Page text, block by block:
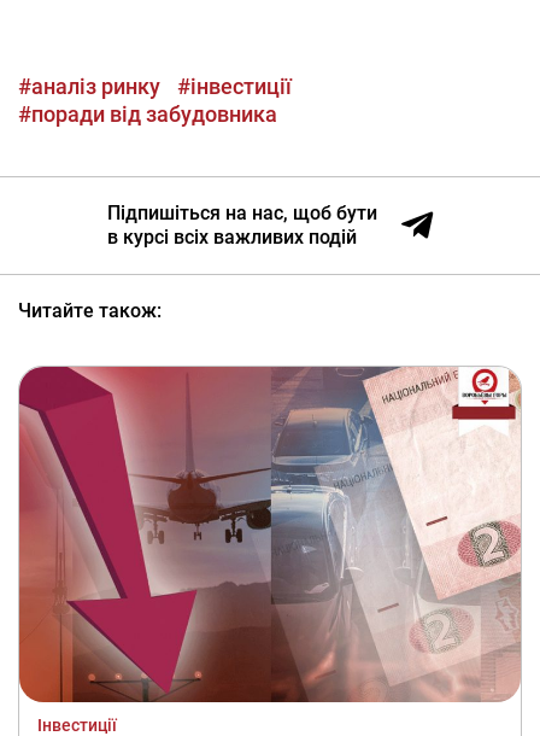
#аналіз ринку
#інвестиції
#поради від забудовника
Підпишіться на нас, щоб бути
в курсі всіх важливих подій
Читайте також:
Інвестиції